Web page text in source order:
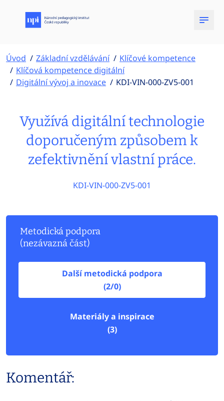
Úvod Základní vzdělávání
Klíčové kompetence
Klíčová kompetence digitální
Digitální vývoj a inovace
KDI-VIN-000-ZV5-001
Využívá digitální technologie
doporučeným způsobem k
zefektivnění vlastní práce.
KDI-VIN-000-ZV5-001
Metodická podpora
(nezávazná část)
Další metodická podpora
(2/0)
Materiály a inspirace
(3)
Komentář: